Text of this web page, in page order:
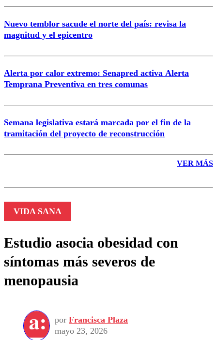
Nuevo temblor sacude el norte del país: revisa la
magnitud y el epicentro
Alerta por calor extremo: Senapred activa Alerta
Temprana Preventiva en tres comunas
Semana legislativa estará marcada por el fin de la
tramitación del proyecto de reconstrucción
VER MÁS
VIDA SANA
Estudio asocia obesidad con
síntomas más severos de
menopausia
por Francisca Plaza
mayo 23, 2026